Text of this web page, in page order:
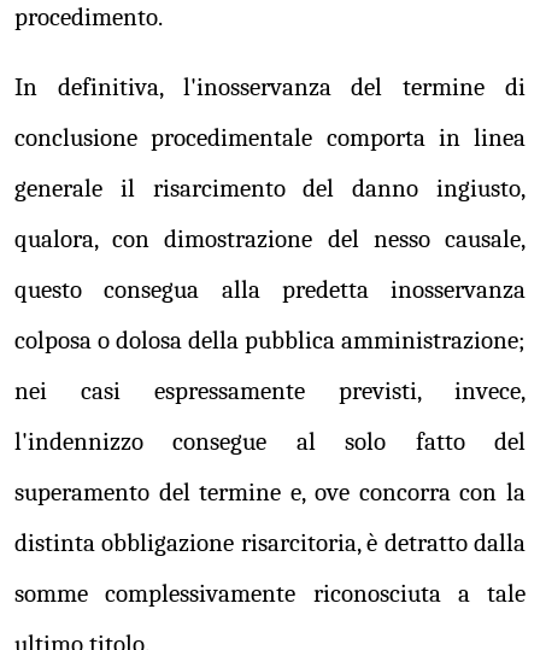
procedimento.
In definitiva, l'inosservanza del termine di
conclusione procedimentale comporta in linea
generale il risarcimento del danno ingiusto,
qualora, con dimostrazione del nesso causale,
questo consegua alla predetta inosservanza
colposa o dolosa della pubblica amministrazione;
nei casi espressamente previsti, invece,
l'indennizzo consegue al solo fatto del
superamento del termine e, ove concorra con la
distinta obbligazione risarcitoria, è detratto dalla
somme complessivamente riconosciuta a tale
ultimo titolo.